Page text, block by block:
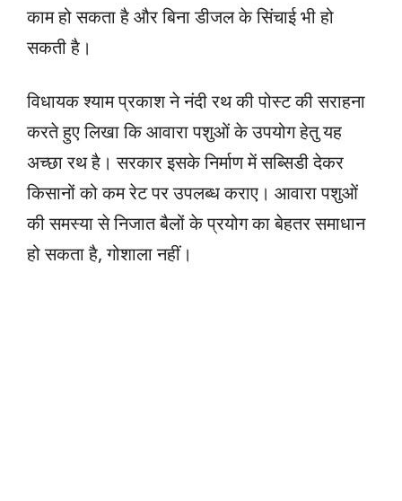
काम हो सकता है और बिना डीजल के सिंचाई भी हो
सकती है।
विधायक श्याम प्रकाश ने नंदी रथ की पोस्ट की सराहना
करते हुए लिखा कि आवारा पशुओं के उपयोग हेतु यह
अच्छा रथ है। सरकार इसके निर्माण में सब्सिडी देकर
किसानों को कम रेट पर उपलब्ध कराए। आवारा पशुओं
की समस्या से निजात बैलों के प्रयोग का बेहतर समाधान
हो सकता है, गोशाला नहीं।